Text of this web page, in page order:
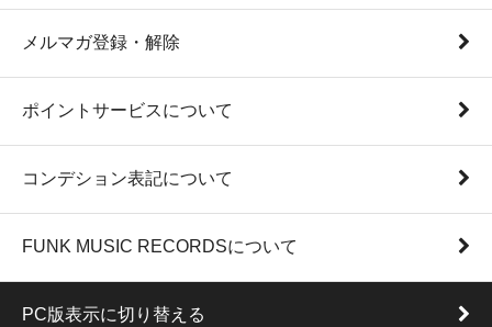
メルマガ登録・解除
ポイントサービスについて
コンデション表記について
FUNK MUSIC RECORDSについて
PC版表示に切り替える